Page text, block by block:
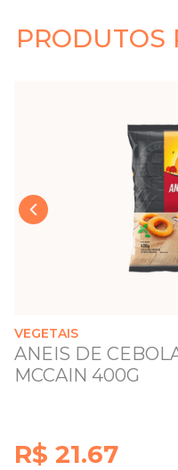
PRODUTOS
VEGETAIS
ANEIS DE
MCCAIN 400G
R$ 21.67
‹